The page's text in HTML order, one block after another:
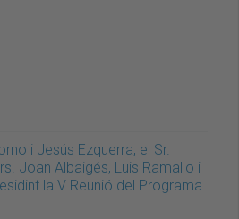
i Jesús Ezquerra, el Sr.
Joan Albaigés, Luis Ramallo i
la V Reunió del Programa